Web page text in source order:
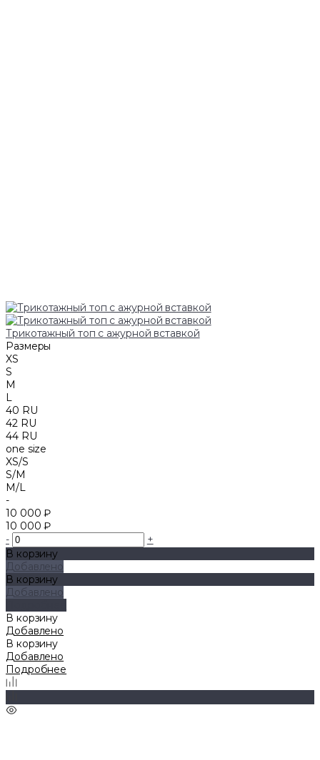
Трикотажный топ с ажурной вставкой
Размеры
XS
S
M
L
40 RU
42 RU
44 RU
one size
XS/S
S/M
M/L
-
10 000 ₽
10 000 ₽
-
+
В корзину
Добавлено
В корзину
Добавлено
В корзину
Добавлено
В корзину
Добавлено
Подробнее